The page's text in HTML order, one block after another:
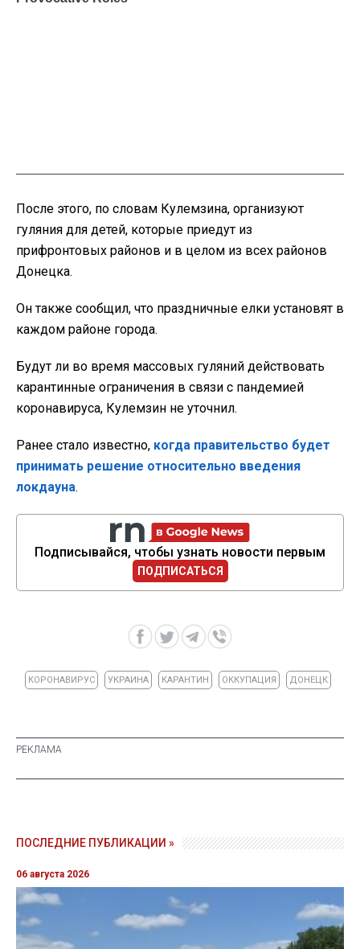
После этого, по словам Кулемзина, организуют
гуляния для детей, которые приедут из
прифронтовых районов и в целом из всех районов
Донецка.
Он также сообщил, что праздничные елки установят в
каждом районе города.
Будут ли во время массовых гуляний действовать
карантинные ограничения в связи с пандемией
коронавируса, Кулемзин не уточнил.
Ранее стало известно, когда правительство будет
принимать решение относительно введения
локдауна.
Подписывайся, чтобы узнать новости первым
ПОДПИСАТЬСЯ
КОРОНАВИРУС УКРАИНА КАРАНТИН ОККУПАЦИЯ ДОНЕЦК
ПОСЛЕДНИЕ ПУБЛИКАЦИИ »
06 августа 2026